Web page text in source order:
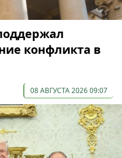
конфликта в
08 АВГУСТА 2026 09:07